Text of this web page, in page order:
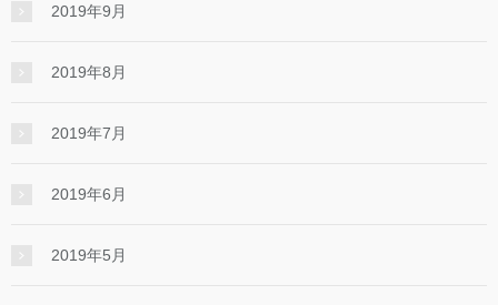
2019年9月
2019年8月
2019年7月
2019年6月
2019年5月